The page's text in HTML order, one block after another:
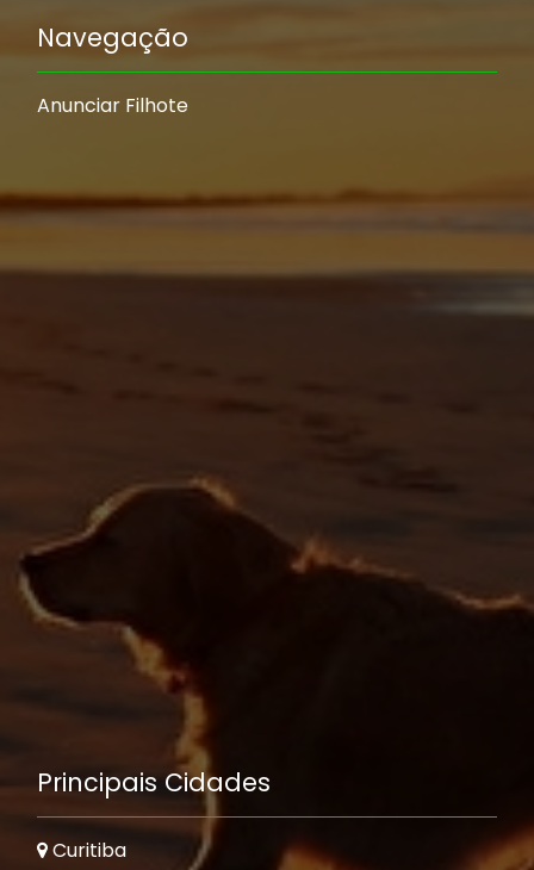
Navegação
Anunciar Filhote
Principais Cidades
Curitiba